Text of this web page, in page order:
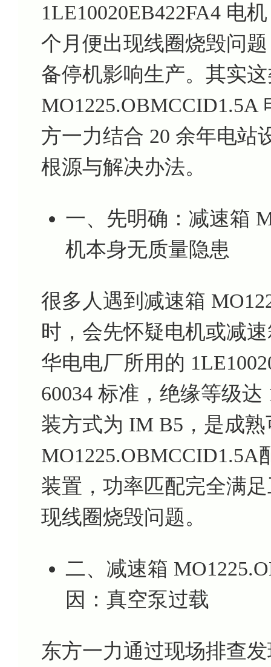
1LE10020EB422FA4 电
个月便出现线圈烧毁问
备停机影响生产。其实
方一力结合 20 余年电站
根源与解决办法。
一、先明确：减速箱
机本身无质量隐患
很多人遇到减速箱
时，会先怀疑电机或减
华电电厂所用的
60034 标准，绝缘等级
装方式为 IM B5，是成
装置，功率匹配完全满
现线圈烧毁问题。
二、减速箱
因：真空泵过载
东方一力通过现场排查